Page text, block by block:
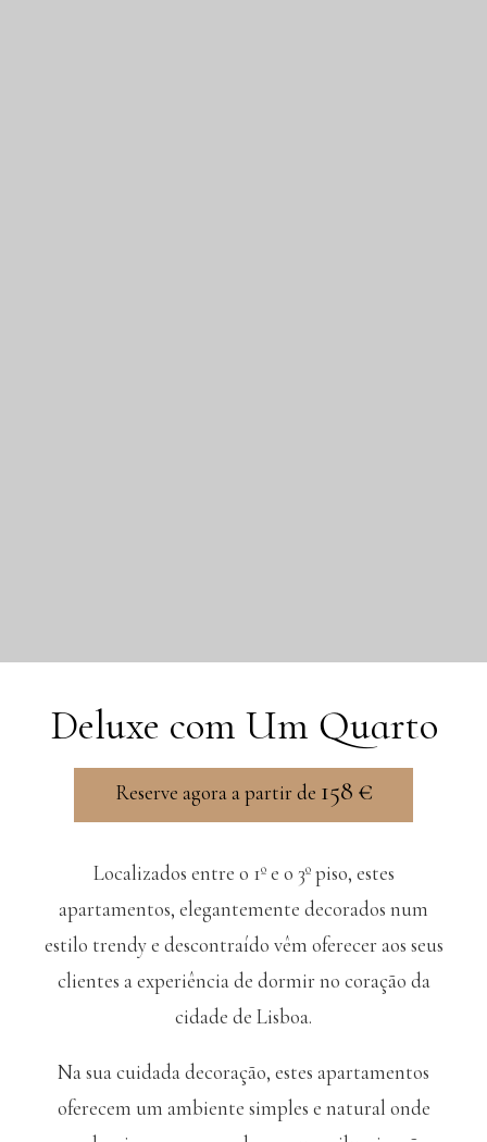
Deluxe com Um Quarto
Reserve agora a partir de 158 €
Localizados entre o 1º e o 3º piso, estes
apartamentos, elegantemente decorados num
estilo trendy e descontraído vêm oferecer aos seus
clientes a experiência de dormir no coração da
cidade de Lisboa.
Na sua cuidada decoração, estes apartamentos
oferecem um ambiente simples e natural onde